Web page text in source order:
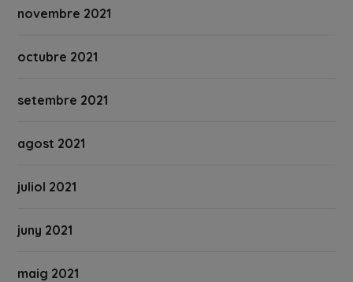
novembre 2021
octubre 2021
setembre 2021
agost 2021
juliol 2021
juny 2021
maig 2021